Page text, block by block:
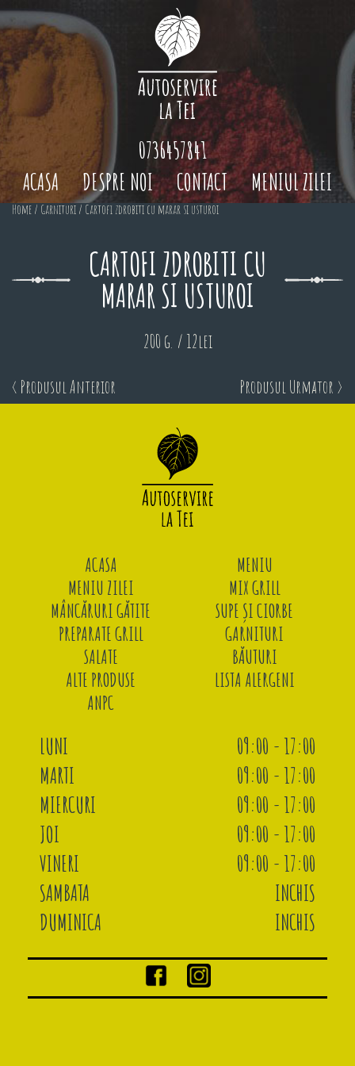
ACASA DESPRE NOI CONTACT MENIUL ZILEI
0736457841
Home / Garnituri / Cartofi zdrobiti cu marar si usturoi
CARTOFI ZDROBITI CU
MARAR SI USTUROI
200 g. / 12lei
< Produsul Anterior Produsul Urmator >
ACASA
MENIU
MENIU ZILEI
MIX GRILL
MÂNCĂRURI GĂTITE
SUPE ȘI CIORBE
PREPARATE GRILL
GARNITURI
SALATE
BĂUTURI
ALTE PRODUSE
LISTA ALERGENI
ANPC
LUNI
09:00 - 17:00
MARTI
09:00 - 17:00
MIERCURI
09:00 - 17:00
JOI
09:00 - 17:00
VINERI
09:00 - 17:00
SAMBATA
INCHIS
DUMINICA
INCHIS